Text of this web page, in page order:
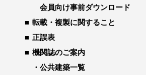
会員向け事前ダウンロード
転載・複製に関すること
正誤表
機関誌のご案内
公共建築一覧